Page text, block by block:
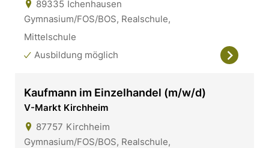
89335 Ichenhausen
Gymnasium/FOS/BOS, Realschule,
Mittelschule
Ausbildung möglich
Kaufmann im Einzelhandel (m/w/d)
V-Markt Kirchheim
87757 Kirchheim
Gymnasium/FOS/BOS, Realschule,